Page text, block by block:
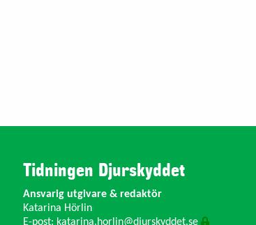
Tidningen Djurskyddet
Ansvarig utgivare & redaktör
Katarina Hörlin
E-post: katarina.horlin@djurskyddet.se